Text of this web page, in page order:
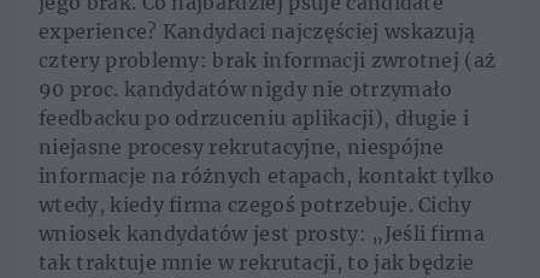
experience? Kandydaci najczęściej wskazują
cztery problemy: brak informacji zwrotnej (aż
90 proc. kandydatów nigdy nie otrzymało
feedbacku po odrzuceniu aplikacji), długie i
niejasne procesy rekrutacyjne, niespójne
informacje na różnych etapach, kontakt tylko
wtedy, kiedy firma czegoś potrzebuje. Cichy
wniosek kandydatów jest prosty: „Jeśli firma
tak traktuje mnie w rekrutacji, to jak będzie